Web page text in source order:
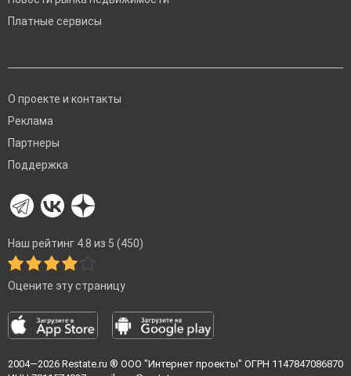
Платные сервисы
О проекте и контакты
Реклама
Партнеры
Поддержка
Наш рейтинг 4.8 из 5 (450)
Оцените эту страницу
2004—2026 Restate.ru ® ООО "Интернет проекты" ОГРН 1147847086870